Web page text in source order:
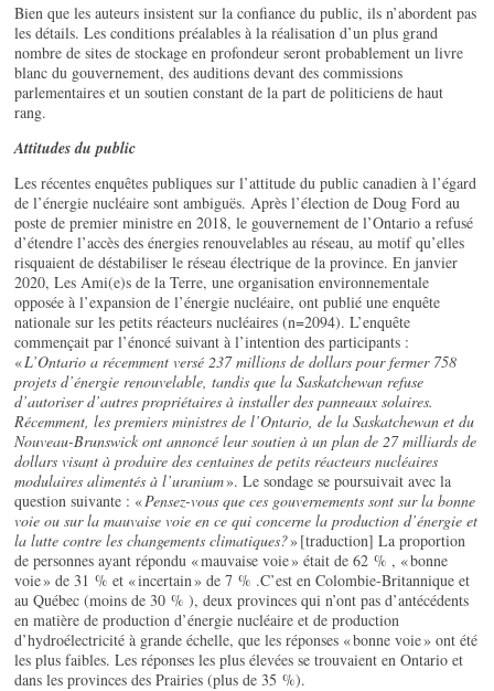
Bien que les auteurs insistent sur la confiance du public, ils n’abordent pas
les détails. Les conditions préalables à la réalisation d’un plus grand
nombre de sites de stockage en profondeur seront probablement un livre
blanc du gouvernement, des auditions devant des commissions
parlementaires et un soutien constant de la part de politiciens de haut
rang.
Attitudes du public
Les récentes enquêtes publiques sur l’attitude du public canadien à l’égard
de l’énergie nucléaire sont ambiguës. Après l’élection de Doug Ford au
poste de premier ministre en 2018, le gouvernement de l’Ontario a refusé
d’étendre l’accès des énergies renouvelables au réseau, au motif qu’elles
risquaient de déstabiliser le réseau électrique de la province. En janvier
2020, Les Ami(e)s de la Terre, une organisation environnementale
opposée à l’expansion de l’énergie nucléaire, ont publié une enquête
nationale sur les petits réacteurs nucléaires (n=2094). L’enquête
commençait par l’énoncé suivant à l’intention des participants :
«L’Ontario a récemment versé 237 millions de dollars pour fermer 758
projets d’énergie renouvelable, tandis que la Saskatchewan refuse
d’autoriser d’autres propriétaires à installer des panneaux solaires.
Récemment, les premiers ministres de l’Ontario, de la Saskatchewan et du
Nouveau-Brunswick ont annoncé leur soutien à un plan de 27 milliards de
dollars visant à produire des centaines de petits réacteurs nucléaires
modulaires alimentés à l’uranium». Le sondage se poursuivait avec la
question suivante : «Pensez-vous que ces gouvernements sont sur la bonne
voie ou sur la mauvaise voie en ce qui concerne la production d’énergie et
la lutte contre les changements climatiques?» [traduction] La proportion
de personnes ayant répondu « mauvaise voie » était de 62 % , « bonne
voie » de 31 % et « incertain » de 7 % .C’est en Colombie-Britannique et
au Québec (moins de 30 % ), deux provinces qui n’ont pas d’antécédents
en matière de production d’énergie nucléaire et de production
d’hydroélectricité à grande échelle, que les réponses « bonne voie » ont été
les plus faibles. Les réponses les plus élevées se trouvaient en Ontario et
dans les provinces des Prairies (plus de 35 %).